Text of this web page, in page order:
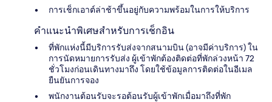
การเช็กเอาต์ล่าช้าขึ้นอยู่กับความพร้อมในการให้บริการ
คำแนะนำพิเศษสำหรับการเช็กอิน
ที่พักแห่งนี้มีบริการรับส่งจากสนามบิน (อาจมีค่าบริการ) ใน
การนัดหมายการรับส่ง ผู้เข้าพักต้องติดต่อที่พักล่วงหน้า 72
ชั่วโมงก่อนเดินทางมาถึง โดยใช้ข้อมูลการติดต่อในอีเมล
ยืนยันการจอง
พนักงานต้อนรับจะรอต้อนรับผู้เข้าพักเมื่อมาถึงที่พัก